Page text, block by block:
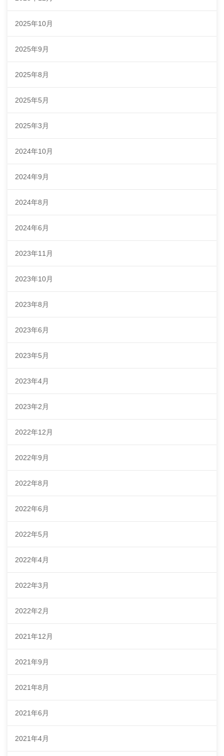
2025年10月
2025年9月
2025年8月
2025年5月
2025年3月
2024年10月
2024年9月
2024年8月
2024年6月
2023年11月
2023年10月
2023年8月
2023年6月
2023年5月
2023年4月
2023年2月
2022年12月
2022年9月
2022年8月
2022年6月
2022年5月
2022年4月
2022年3月
2022年2月
2021年12月
2021年9月
2021年8月
2021年6月
2021年4月